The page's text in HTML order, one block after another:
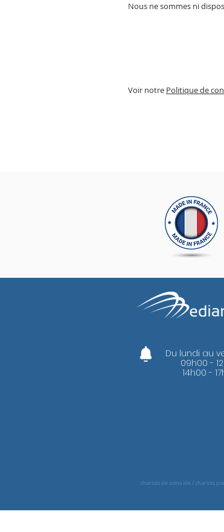
Nous ne sommes ni
Voir notre Politique de
Du lundi au
09h00 -
14h00 -
chariots de soins ide / chariots